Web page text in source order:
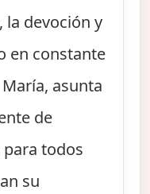
la devoción y
en constante
asunta
de
todos
su